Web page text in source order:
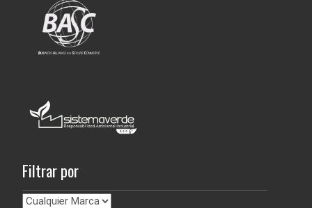
Filtrar por